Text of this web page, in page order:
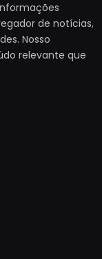
de notícias,
Nosso
relevante que